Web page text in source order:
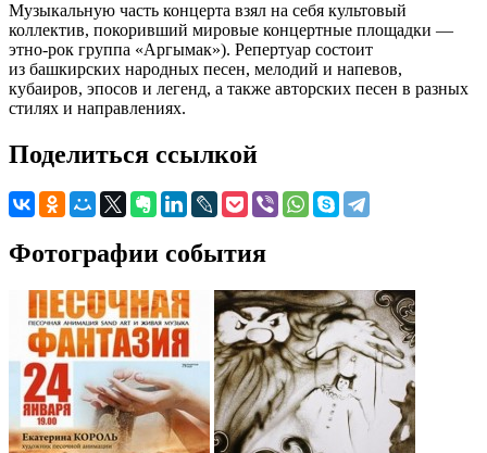
Музыкальную часть концерта взял на себя культовый
коллектив, покоривший мировые концертные площадки —
этно-рок группа «Аргымак»). Репертуар состоит
из башкирских народных песен, мелодий и напевов,
кубаиров, эпосов и легенд, а также авторских песен в разных
стилях и направлениях.
Поделиться ссылкой
Фотографии события